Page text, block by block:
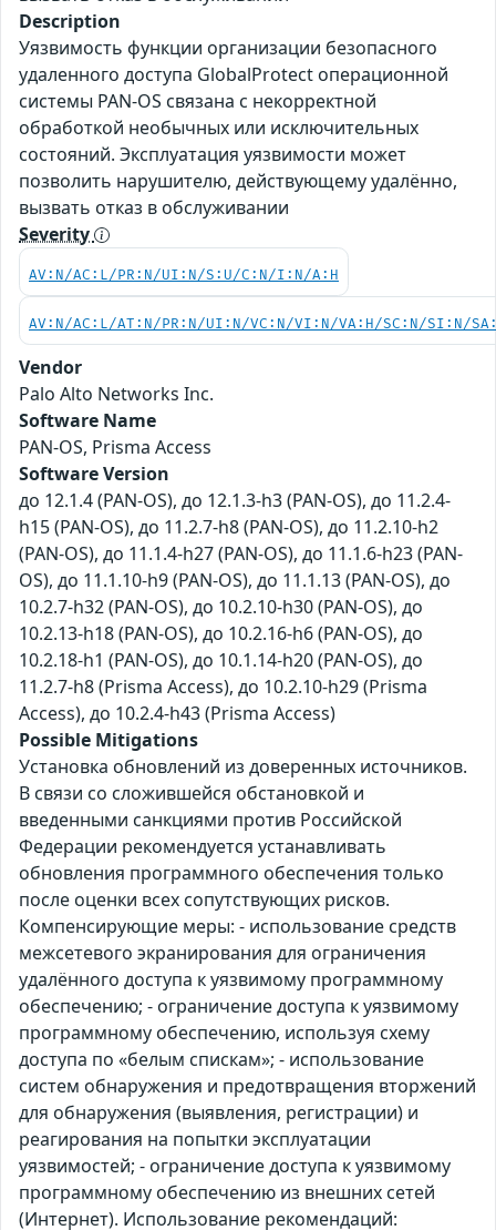
Description
Уязвимость функции организации безопасного
удаленного доступа GlobalProtect операционной
системы PAN-OS связана с некорректной
обработкой необычных или исключительных
состояний. Эксплуатация уязвимости может
позволить нарушителю, действующему удалённо,
вызвать отказ в обслуживании
Severity
AV:N/AC:L/PR:N/UI:N/S:U/C:N/I:N/A:H
AV:N/AC:L/AT:N/PR:N/UI:N/VC:N/VI:N/VA:H/SC:N/SI:N/
Vendor
Palo Alto Networks Inc.
Software Name
PAN-OS, Prisma Access
Software Version
до 12.1.4 (PAN-OS), до 12.1.3-h3 (PAN-OS), до 11.2.4-
h15 (PAN-OS), до 11.2.7-h8 (PAN-OS), до 11.2.10-h2
(PAN-OS), до 11.1.4-h27 (PAN-OS), до 11.1.6-h23 (PAN-
OS), до 11.1.10-h9 (PAN-OS), до 11.1.13 (PAN-OS), до
10.2.7-h32 (PAN-OS), до 10.2.10-h30 (PAN-OS), до
10.2.13-h18 (PAN-OS), до 10.2.16-h6 (PAN-OS), до
10.2.18-h1 (PAN-OS), до 10.1.14-h20 (PAN-OS), до
11.2.7-h8 (Prisma Access), до 10.2.10-h29 (Prisma
Access), до 10.2.4-h43 (Prisma Access)
Possible Mitigations
Установка обновлений из доверенных источников.
В связи со сложившейся обстановкой и
введенными санкциями против Российской
Федерации рекомендуется устанавливать
обновления программного обеспечения только
после оценки всех сопутствующих рисков.
Компенсирующие меры: - использование средств
межсетевого экранирования для ограничения
удалённого доступа к уязвимому программному
обеспечению; - ограничение доступа к уязвимому
программному обеспечению, используя схему
доступа по «белым спискам»; - использование
систем обнаружения и предотвращения вторжений
для обнаружения (выявления, регистрации) и
реагирования на попытки эксплуатации
уязвимостей; - ограничение доступа к уязвимому
программному обеспечению из внешних сетей
(Интернет). Использование рекомендаций: